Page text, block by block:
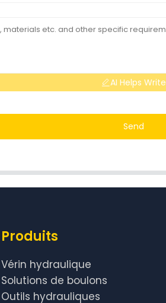
AI Helps Write
Send
Produits
Vérin hydraulique
Solutions de boulons
Outils hydrauliques